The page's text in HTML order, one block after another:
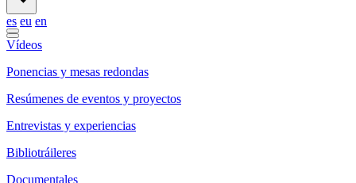
es eu en
Vídeos
Ponencias y mesas redondas
Resúmenes de eventos y proyectos
Entrevistas y experiencias
Bibliotráileres
Documentales